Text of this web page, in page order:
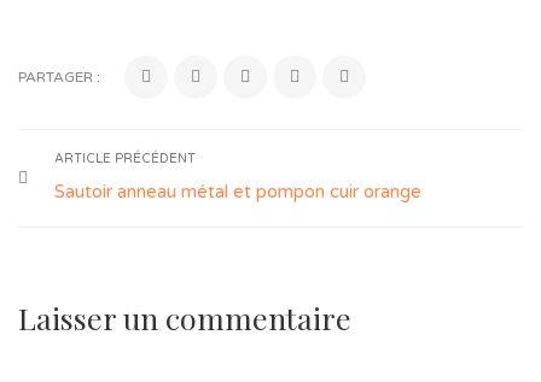
PARTAGER :
ARTICLE PRÉCÉDENT
Sautoir anneau métal et pompon cuir orange
Laisser un commentaire